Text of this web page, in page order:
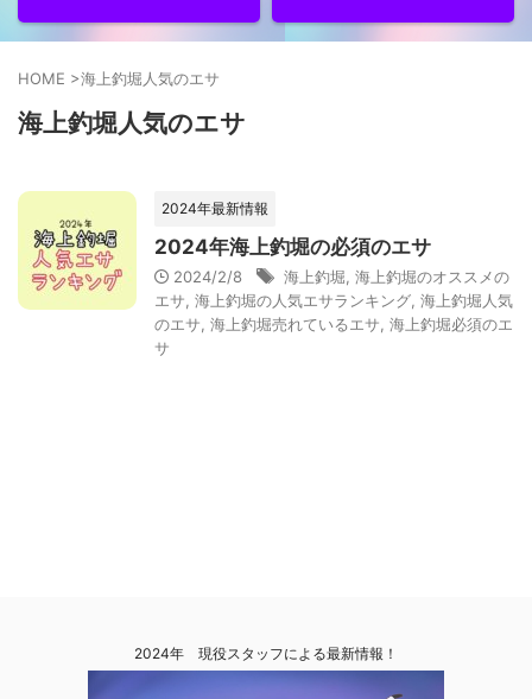
HOME >海上釣堀人気のエサ
海上釣堀人気のエサ
2024年最新情報
2024年海上釣堀の必須のエサ
2024/2/8 海上釣堀 海上釣堀のオススメの
エサ 海上釣堀の人気エサランキング 海上釣堀人気
のエサ 海上釣堀売れているエサ 海上釣堀必須のエ
サ
2024年 現役スタッフによる最新情報！